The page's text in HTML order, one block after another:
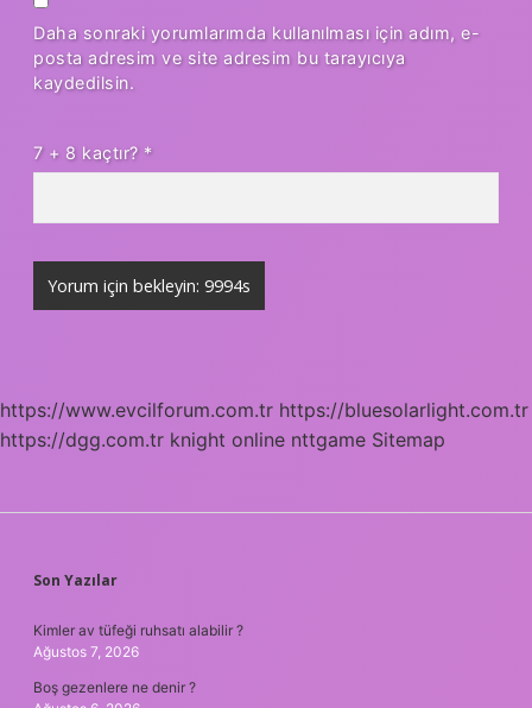
Daha sonraki yorumlarımda kullanılması için adım, e-
posta adresim ve site adresim bu tarayıcıya
kaydedilsin.
7 + 8 kaçtır? *
https://www.evcilforum.com.tr https://bluesolarlight.com.tr
https://dgg.com.tr knight online nttgame Sitemap
SIDEBAR
Son Yazılar
Kimler av tüfeği ruhsatı alabilir ?
Ağustos 7, 2026
Boş gezenlere ne denir ?